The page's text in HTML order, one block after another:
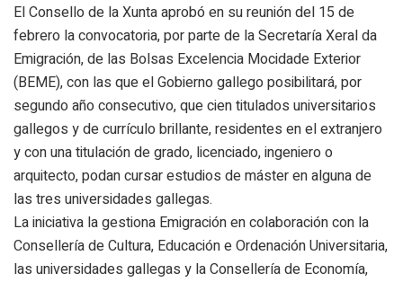
El Consello de la Xunta aprobó en su reunión del 15 de
febrero la convocatoria, por parte de la Secretaría Xeral da
Emigración, de las Bolsas Excelencia Mocidade Exterior
(BEME), con las que el Gobierno gallego posibilitará, por
segundo año consecutivo, que cien titulados universitarios
gallegos y de currículo brillante, residentes en el extranjero
y con una titulación de grado, licenciado, ingeniero o
arquitecto, podan cursar estudios de máster en alguna de
las tres universidades gallegas.
La iniciativa la gestiona Emigración en colaboración con la
Consellería de Cultura, Educación e Ordenación Universitaria,
las universidades gallegas y la Consellería de Economía,